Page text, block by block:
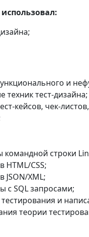
и
техник тест-дизайна;
кейсов, чек-
командной строки
HTML/CSS;
JSON/XML;
с SQL запросами;
и
теории